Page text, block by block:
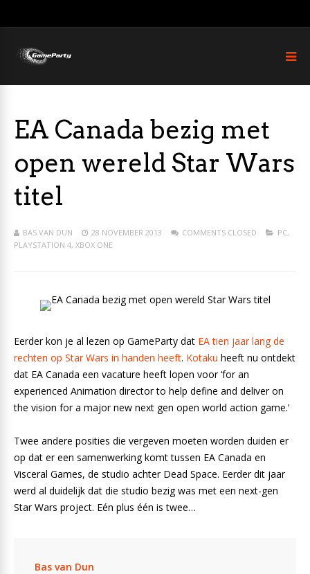
EA Canada bezig met
open wereld Star Wars
titel
BAS VAN DUN 28 NOVEMBER 2013 COMMENTS CLOSED PC,
PLAYSTATION 4, XBOX ONE
Eerder kon je al lezen op GameParty dat EA tien jaar lang de
rechten op Star Wars in handen heeft. Kotaku heeft nu ontdekt
dat EA Canada een vacature heeft lopen voor ‘for an
experienced Animation director to help define and deliver on
the vision for a major new next gen open world action game.’
Twee andere posities die vergeven moeten worden duiden er
op dat er een samenwerking komt tussen EA Canada en
Visceral Games, de studio achter Dead Space. Eerder dit jaar
werd al duidelijk dat die studio bezig was met een next-gen
Star Wars project. Eén plus één is twee…
Bas van Dun